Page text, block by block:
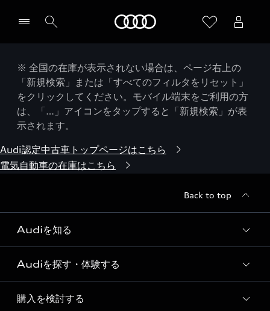
※ 全国の在庫が表示されない場合は、ページ右上の
「新規検索」または「すべてのフィルタをリセット」
をクリックしてください。モバイル端末をご利用の方
は、「…」アイコンをタップすると「新規検索」が表
示されます。
Audi認定中古車トップページはこちら
電気自動車の在庫はこちら
Back to top
Audiを知る
Audi ブランド
Story of Progress
Audiを探す・体験する
ディーラー検索
購入を検討する